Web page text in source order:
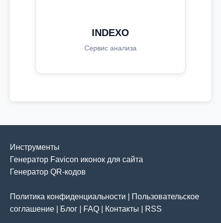
INDEXO
Сервис анализа
Инструменты
Генератор Favicon иконок для сайта
Генератор QR-кодов
Политика конфиденциальности
Пользовательское
соглашение
Блог FAQ Контакты RSS